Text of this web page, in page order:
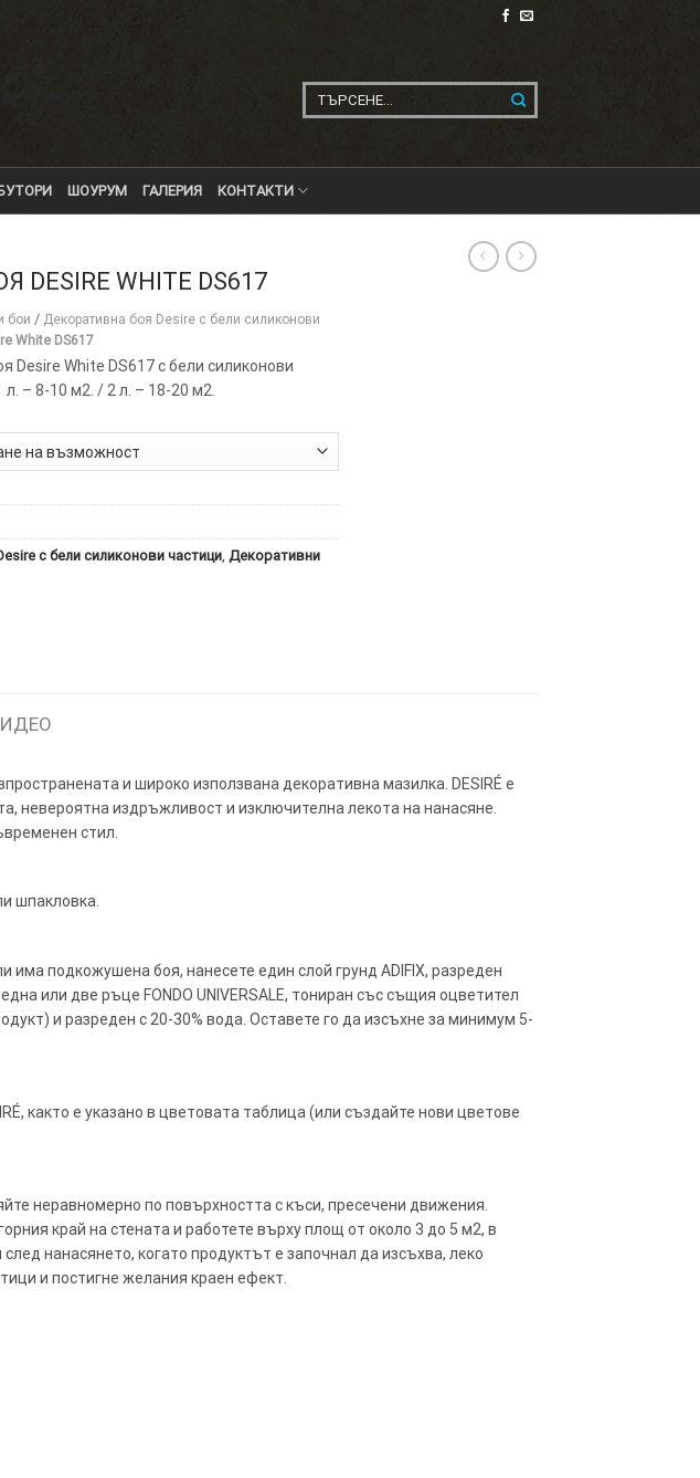
за:
ШОУРУМ ГАЛЕРИЯ КОНТАКТИ
WHITE DS617
бои / Декоративна боя Desire с бели силиконови
White DS617
Desire White DS617 с бели силиконови
– 8-10 м2. / 2 л. – 18-20 м2.
с бели силиконови частици, Декоративни
и широко използвана декоративна мазилка. DESIRÉ е
невероятна издръжливост и изключителна лекота на нанасяне.
стил.
шпакловка.
има подкожушена боя, нанесете един слой грунд ADIFIX, разреден
или две ръце FONDO UNIVERSALE, тониран със същия оцветител
и разреден с 20-30% вода. Оставете го да изсъхне за минимум 5-
както е указано в цветовата таблица (или създайте нови цветове
неравномерно по повърхността с къси, пресечени движения.
край на стената и работете върху площ от около 3 до 5 м2, в
нанасянето, когато продуктът е започнал да изсъхва, леко
и постигне желания краен ефект.